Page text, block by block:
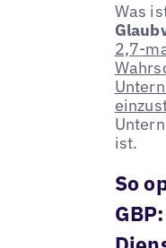
Was
2,7-
ist.
So